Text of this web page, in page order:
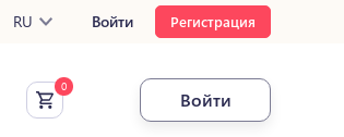
RU Войти Регистрация
Войти